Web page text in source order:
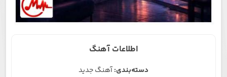
اطلاعات آهنگ
دسته‌بندی:آهنگ جدید